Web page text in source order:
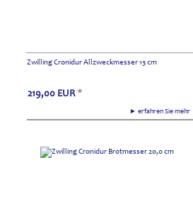
Zwilling Cronidur Allzweckmesser 13 cm
► erfahren Sie
219,00 EUR *